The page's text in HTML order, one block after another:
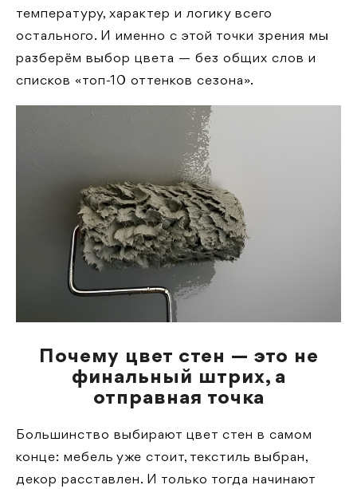
температуру, характер и логику всего
остального. И именно с этой точки зрения мы
разберём выбор цвета — без общих слов и
списков «топ-10 оттенков сезона».
Почему цвет стен — это не
финальный штрих, а
отправная точка
Большинство выбирают цвет стен в самом
конце: мебель уже стоит, текстиль выбран,
декор расставлен. И только тогда начинают